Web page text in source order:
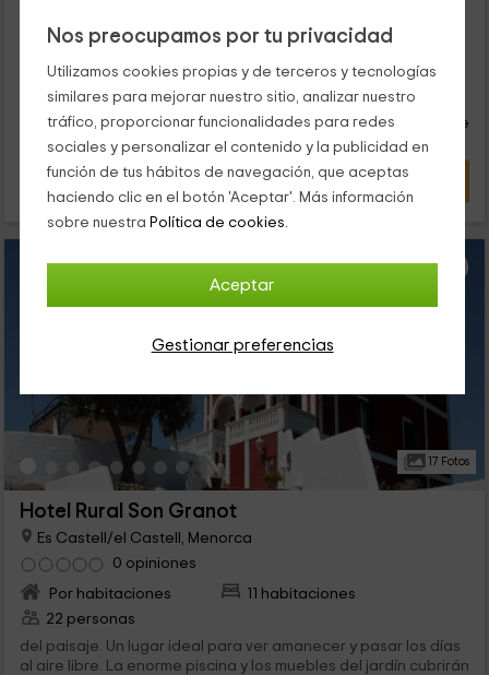
Nos preocupamos por tu privacidad
Utilizamos cookies propias y de terceros y tecnologías
similares para mejorar nuestro sitio, analizar nuestro
tráfico, proporcionar funcionalidades para redes
sociales y personalizar el contenido y la publicidad en
función de tus hábitos de navegación, que aceptas
haciendo clic en el botón 'Aceptar'. Más información
sobre nuestra Política de cookies.
Aceptar
Gestionar preferencias
con borde infinito hasta una sala de tratamientos de SPA y un
gimnasio. Tiene un extenso terreno con espectaculares vistas
al mar, para...
Reserva inmediata
Cancelación 7 días antes
desde42
persona y noche
VER OFERTA
17 Fotos
Hotel Rural Son Granot
Es Castell/el Castell, Menorca
0 opiniones
Por habitaciones
11 habitaciones
22 personas
del paisaje. Un lugar ideal para ver amanecer y pasar los días
al aire libre. La enorme piscina y los muebles del jardín cubrirán